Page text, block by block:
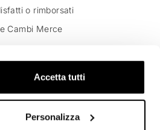
Accetta tutti
Personalizza
o rimborsati
Cambi Merce